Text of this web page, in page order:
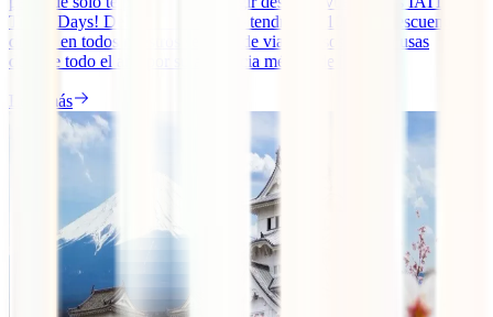
Travel Days! Del 13 al 20 de julio tendrás un 10 % de descuento
directo en todos nuestros seguros de viajes. Esos que ya usas
durante todo el año por su asistencia médica de [...]
Leer más